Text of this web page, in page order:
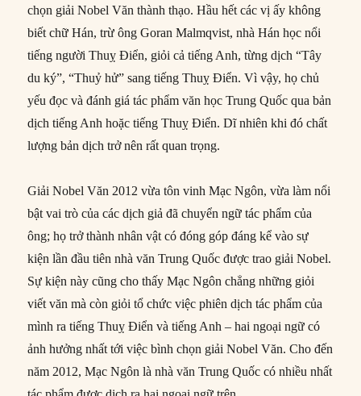
chọn giải Nobel Văn thành thạo. Hầu hết các vị ấy không
biết chữ Hán, trừ ông Goran Malmqvist, nhà Hán học nổi
tiếng người Thuỵ Điển, giỏi cả tiếng Anh, từng dịch “Tây
du ký”, “Thuỷ hử” sang tiếng Thuỵ Điển. Vì vậy, họ chủ
yếu đọc và đánh giá tác phẩm văn học Trung Quốc qua bản
dịch tiếng Anh hoặc tiếng Thuỵ Điển. Dĩ nhiên khi đó chất
lượng bản dịch trở nên rất quan trọng.
Giải Nobel Văn 2012 vừa tôn vinh Mạc Ngôn, vừa làm nổi
bật vai trò của các dịch giả đã chuyển ngữ tác phẩm của
ông; họ trở thành nhân vật có đóng góp đáng kể vào sự
kiện lần đầu tiên nhà văn Trung Quốc được trao giải Nobel.
Sự kiện này cũng cho thấy Mạc Ngôn chẳng những giỏi
viết văn mà còn giỏi tổ chức việc phiên dịch tác phẩm của
mình ra tiếng Thuỵ Điển và tiếng Anh – hai ngoại ngữ có
ảnh hưởng nhất tới việc bình chọn giải Nobel Văn. Cho đến
năm 2012, Mạc Ngôn là nhà văn Trung Quốc có nhiều nhất